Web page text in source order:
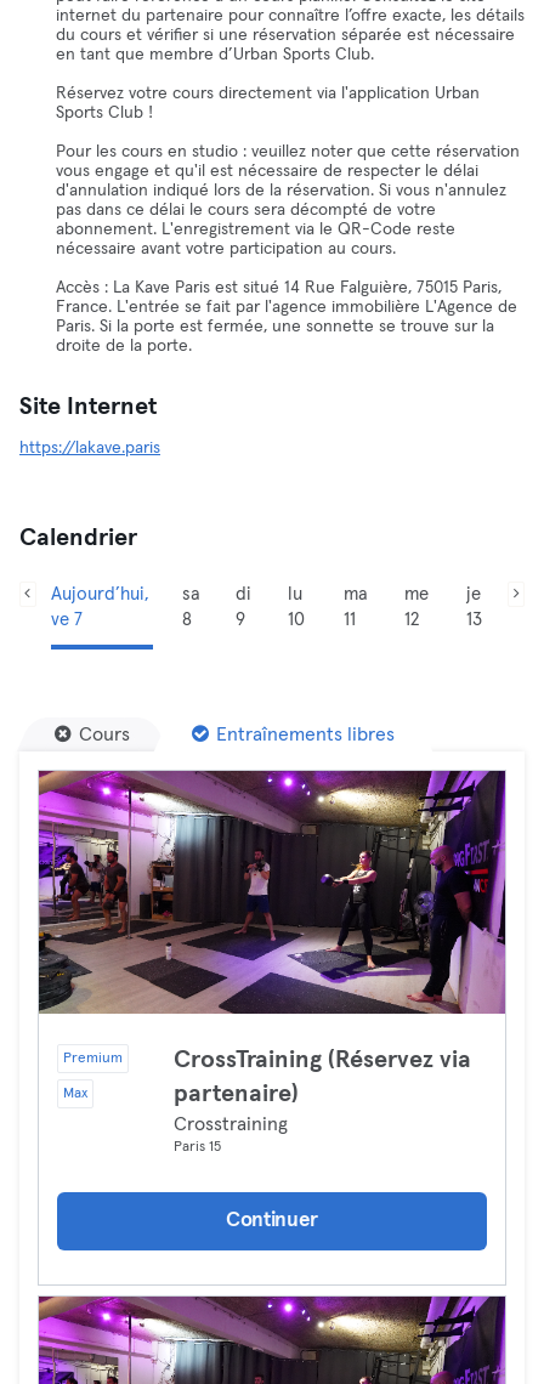
internet du partenaire pour connaître l’offre exacte, les détails
du cours et vérifier si une réservation séparée est nécessaire
en tant que membre d’Urban Sports Club.
Réservez votre cours directement via l'application Urban
Sports Club !
Pour les cours en studio : veuillez noter que cette réservation
vous engage et qu'il est nécessaire de respecter le délai
d'annulation indiqué lors de la réservation. Si vous n'annulez
pas dans ce délai le cours sera décompté de votre
abonnement. L'enregistrement via le QR-Code reste
nécessaire avant votre participation au cours.
Accès : La Kave Paris est situé 14 Rue Falguière, 75015 Paris,
France. L'entrée se fait par l'agence immobilière L'Agence de
Paris. Si la porte est fermée, une sonnette se trouve sur la
droite de la porte.
Site Internet
https://lakave.paris
Calendrier
Aujourd’hui,
ve 7
sa
8
di
9
lu
10
ma
11
me
12
je
13
Cours Entraînements libres
Premium
Max
CrossTraining (Réservez via
partenaire)
Crosstraining
Paris 15
Continuer